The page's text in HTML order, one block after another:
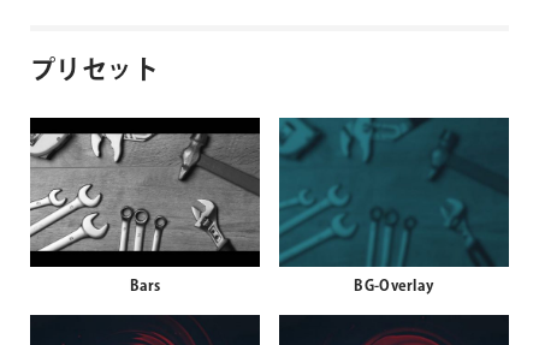
プリセット
Bars BG-Overlay